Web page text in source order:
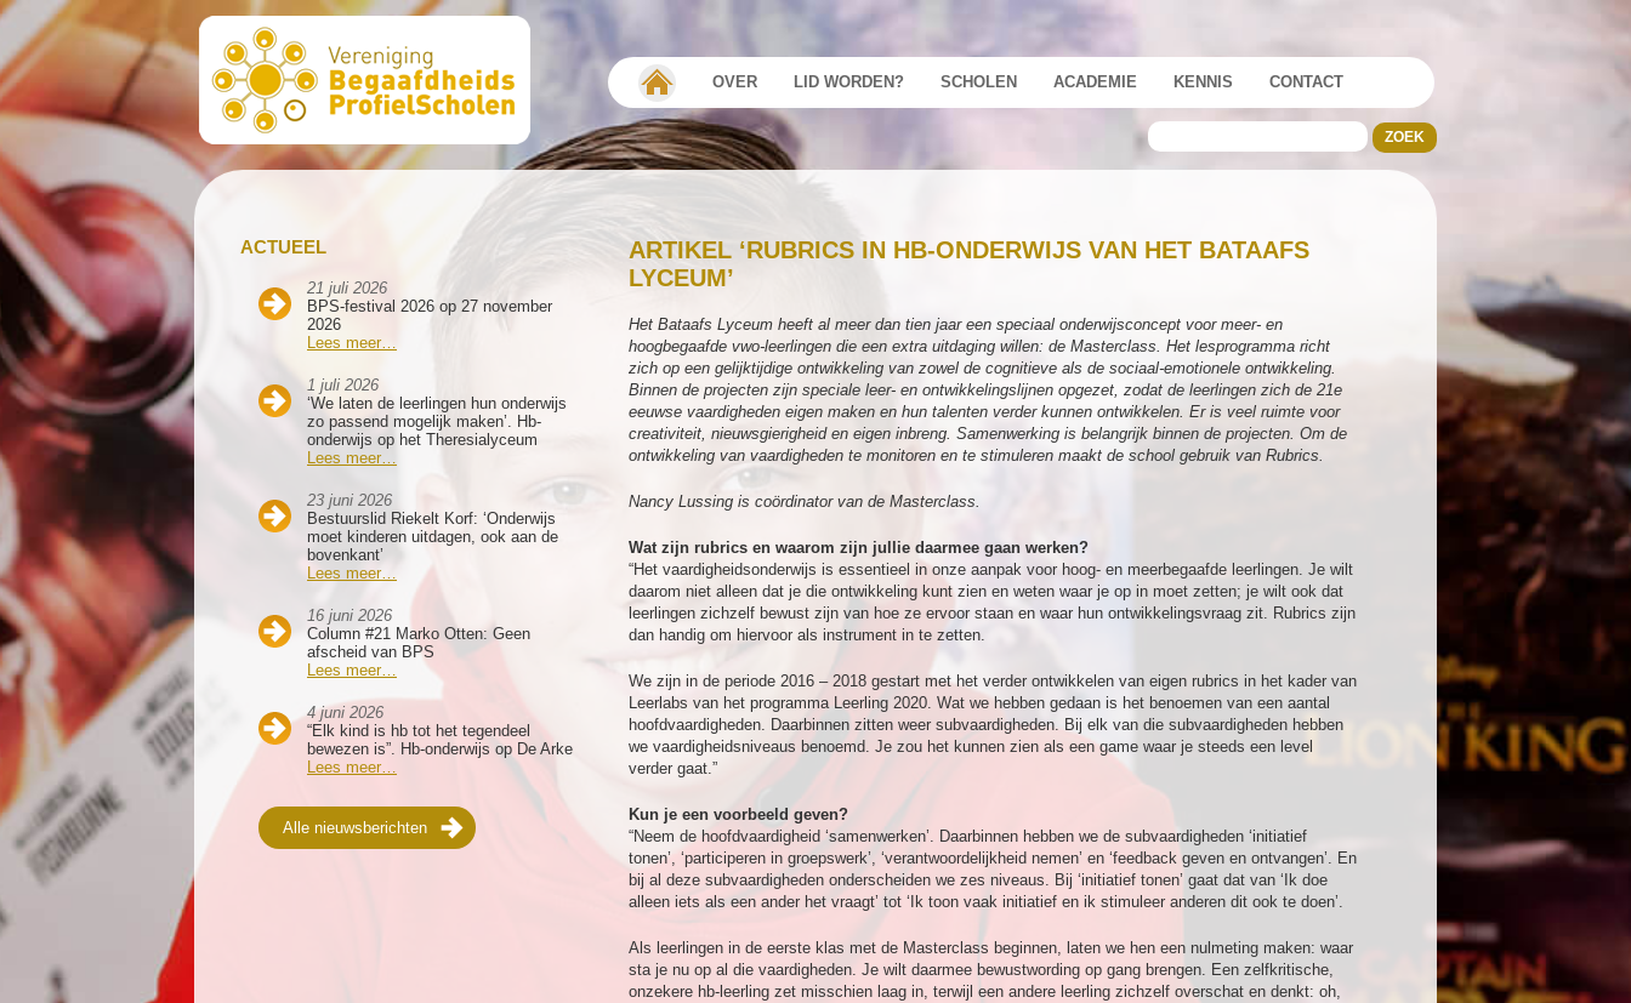
OVER LID WORDEN? SCHOLEN ACADEMIE KENNIS CONTACT
ACTUEEL
21 juli 2026
BPS-festival 2026 op 27 november
2026
Lees meer…
1 juli 2026
‘We laten de leerlingen hun onderwijs
zo passend mogelijk maken’. Hb-
onderwijs op het Theresialyceum
Lees meer…
23 juni 2026
Bestuurslid Riekelt Korf: ‘Onderwijs
moet kinderen uitdagen, ook aan de
bovenkant’
Lees meer…
16 juni 2026
Column #21 Marko Otten: Geen
afscheid van BPS
Lees meer…
4 juni 2026
“Elk kind is hb tot het tegendeel
bewezen is”. Hb-onderwijs op De Arke
Lees meer…
Alle nieuwsberichten
ARTIKEL ‘RUBRICS IN HB-ONDERWIJS VAN HET BATAAFS
LYCEUM’
Het Bataafs Lyceum heeft al meer dan tien jaar een speciaal onderwijsconcept voor meer- en
hoogbegaafde vwo-leerlingen die een extra uitdaging willen: de Masterclass. Het lesprogramma richt
zich op een gelijktijdige ontwikkeling van zowel de cognitieve als de sociaal-emotionele ontwikkeling.
Binnen de projecten zijn speciale leer- en ontwikkelingslijnen opgezet, zodat de leerlingen zich de 21e
eeuwse vaardigheden eigen maken en hun talenten verder kunnen ontwikkelen. Er is veel ruimte voor
creativiteit, nieuwsgierigheid en eigen inbreng. Samenwerking is belangrijk binnen de projecten. Om de
ontwikkeling van vaardigheden te monitoren en te stimuleren maakt de school gebruik van Rubrics.
Nancy Lussing is coördinator van de Masterclass.
Wat zijn rubrics en waarom zijn jullie daarmee gaan werken?
“Het vaardigheidsonderwijs is essentieel in onze aanpak voor hoog- en meerbegaafde leerlingen. Je wilt
daarom niet alleen dat je die ontwikkeling kunt zien en weten waar je op in moet zetten; je wilt ook dat
leerlingen zichzelf bewust zijn van hoe ze ervoor staan en waar hun ontwikkelingsvraag zit. Rubrics zijn
dan handig om hiervoor als instrument in te zetten.
We zijn in de periode 2016 – 2018 gestart met het verder ontwikkelen van eigen rubrics in het kader van
Leerlabs van het programma Leerling 2020. Wat we hebben gedaan is het benoemen van een aantal
hoofdvaardigheden. Daarbinnen zitten weer subvaardigheden. Bij elk van die subvaardigheden hebben
we vaardigheidsniveaus benoemd. Je zou het kunnen zien als een game waar je steeds een level
verder gaat.”
Kun je een voorbeeld geven?
“Neem de hoofdvaardigheid ‘samenwerken’. Daarbinnen hebben we de subvaardigheden ‘initiatief
tonen’, ‘participeren in groepswerk’, ‘verantwoordelijkheid nemen’ en ‘feedback geven en ontvangen’. En
bij al deze subvaardigheden onderscheiden we zes niveaus. Bij ‘initiatief tonen’ gaat dat van ‘Ik doe
alleen iets als een ander het vraagt’ tot ‘Ik toon vaak initiatief en ik stimuleer anderen dit ook te doen’.
Als leerlingen in de eerste klas met de Masterclass beginnen, laten we hen een nulmeting maken: waar
sta je nu op al die vaardigheden. Je wilt daarmee bewustwording op gang brengen. Een zelfkritische,
onzekere hb-leerling zet misschien laag in, terwijl een andere leerling zichzelf overschat en denkt: oh,